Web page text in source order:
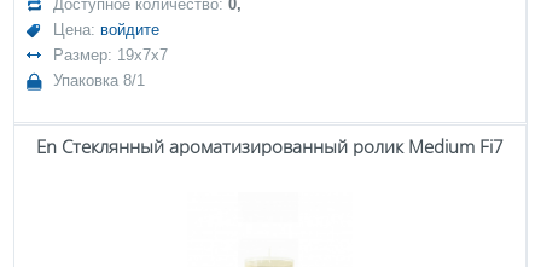
Доступное количество:0,
Цена: войдите
Размер: 19x7x7
Упаковка 8/1
En Стеклянный ароматизированный ролик Medium Fi7